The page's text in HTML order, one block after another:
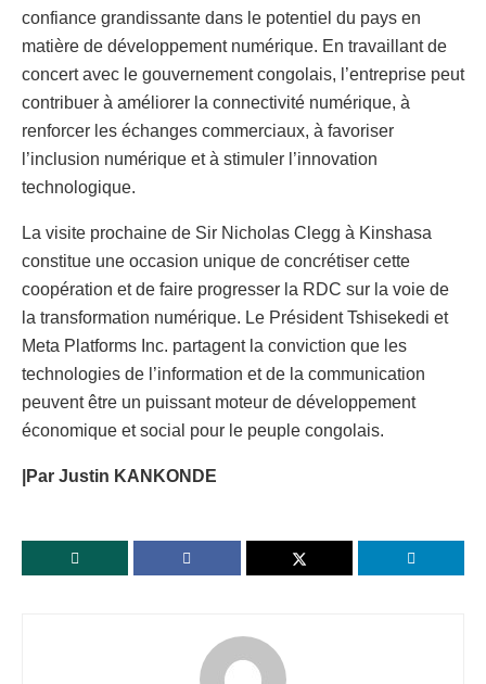
confiance grandissante dans le potentiel du pays en
matière de développement numérique. En travaillant de
concert avec le gouvernement congolais, l’entreprise peut
contribuer à améliorer la connectivité numérique, à
renforcer les échanges commerciaux, à favoriser
l’inclusion numérique et à stimuler l’innovation
technologique.
La visite prochaine de Sir Nicholas Clegg à Kinshasa
constitue une occasion unique de concrétiser cette
coopération et de faire progresser la RDC sur la voie de
la transformation numérique. Le Président Tshisekedi et
Meta Platforms Inc. partagent la conviction que les
technologies de l’information et de la communication
peuvent être un puissant moteur de développement
économique et social pour le peuple congolais.
|Par Justin KANKONDE